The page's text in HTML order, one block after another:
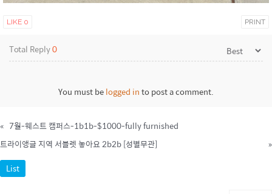
LIKE 0 PRINT
Total Reply0
You must belogged into post a comment.
« 7월-웨스트 캠퍼스-1b1b-$1000-fully furnished
트라이앵글 지역 서블렛 놓아요 2b2b [성별무관]
»
List